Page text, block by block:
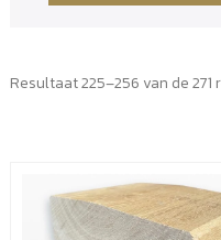
Resultaat 225–256 van de